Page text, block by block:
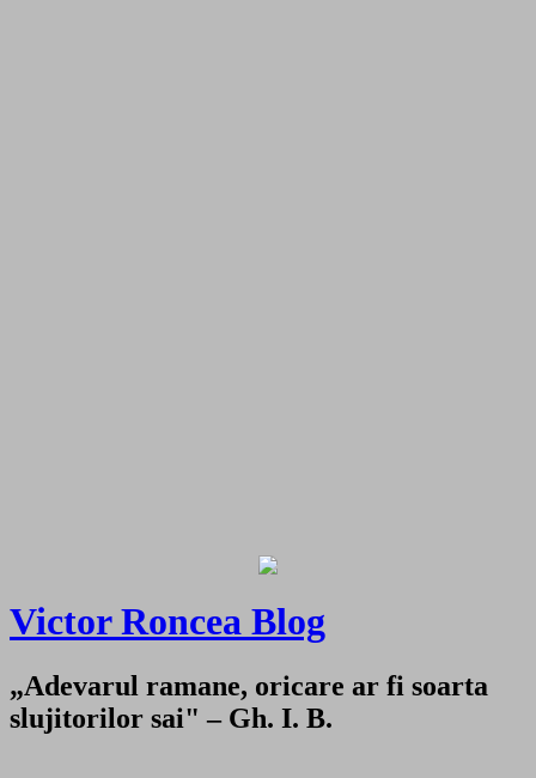
Victor Roncea Blog
„Adevarul ramane, oricare ar fi soarta
slujitorilor sai" – Gh. I. B.